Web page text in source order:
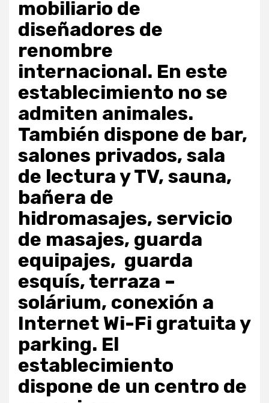
mobiliario de
diseñadores de
renombre
internacional. En este
establecimiento no se
admiten animales.
También dispone de bar,
salones privados, sala
de lectura y TV, sauna,
bañera de
hidromasajes, servicio
de masajes, guarda
equipajes, guarda
esquís, terraza –
solárium, conexión a
Internet Wi-Fi gratuita y
parking. El
establecimiento
dispone de un centro de